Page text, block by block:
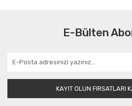
E-Bülten
KAYIT OLUN FIRSATLARI